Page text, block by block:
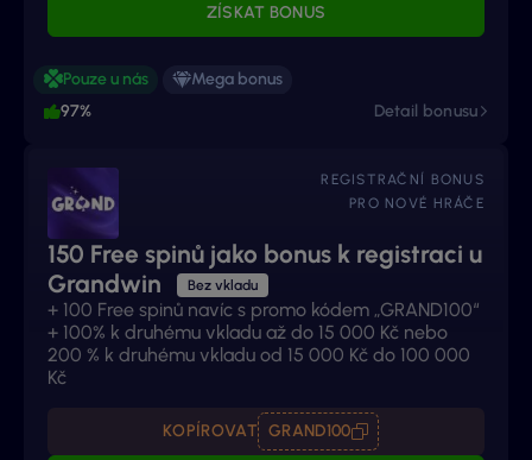
ZÍSKAT BONUS
Pouze u nás
Mega bonus
97%
Detail bonusu
REGISTRAČNÍ BONUS
PRO NOVÉ HRÁČE
150 Free spinů jako bonus k registraci u
Grandwin
Bez vkladu
+ 100 Free spinů navíc s promo kódem „GRAND100“
+ 100% k druhému vkladu až do 15 000 Kč nebo
200 % k druhému vkladu od 15 000 Kč do 100 000
Kč
KOPÍROVAT GRAND100